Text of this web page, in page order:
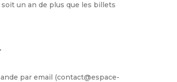
soit un an de plus que les billets
par email (contact@espace-